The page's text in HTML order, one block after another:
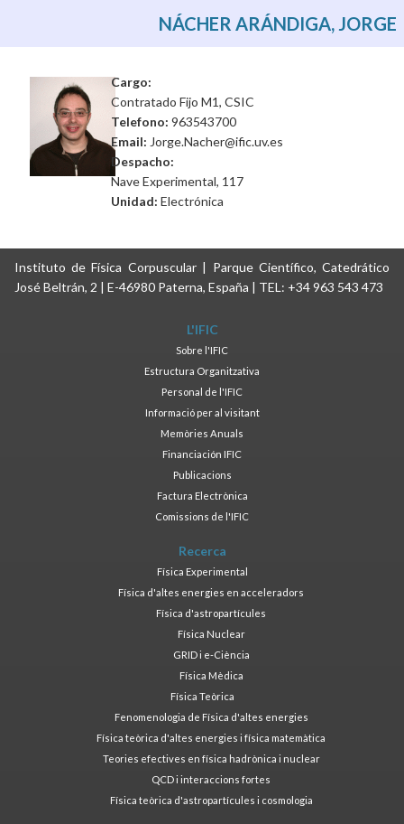
NÁCHER ARÁNDIGA, JORGE
Cargo:
Contratado Fijo M1, CSIC
Telefono:963543700
Email: Jorge.Nacher@ific.uv.es
Despacho:
Nave Experimental, 117
Unidad:Electrónica
Instituto de Física Corpuscular | Parque Científico, Catedrático
José Beltrán, 2 | E-46980 Paterna, España | TEL: +34 963 543 473
L'IFIC
Sobre l'IFIC
Estructura Organitzativa
Personal de l'IFIC
Informació per al visitant
Memòries Anuals
Financiación IFIC
Publicacions
Factura Electrònica
Comissions de l'IFIC
Recerca
Física Experimental
Física d'altes energies en acceleradors
Física d'astropartícules
Física Nuclear
GRID i e-Ciència
Física Mèdica
Física Teòrica
Fenomenologia de Física d'altes energies
Física teòrica d'altes energies i física matemàtica
Teories efectives en física hadrònica i nuclear
QCD i interaccions fortes
Física teòrica d'astropartícules i cosmologia